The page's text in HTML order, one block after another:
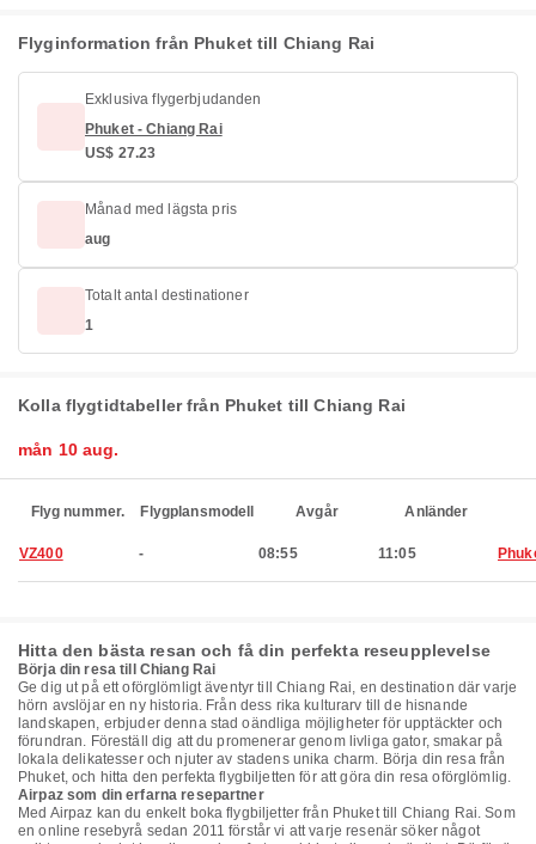
Flyginformation från Phuket till Chiang Rai
Exklusiva flygerbjudanden
Phuket - Chiang Rai
US$ 27.23
Månad med lägsta pris
aug
Totalt antal destinationer
1
Kolla flygtidtabeller från Phuket till Chiang Rai
mån 10 aug.
Flyg nummer. Flygplansmodell Avgår Anländer
VZ400 - 08:55 11:05
Hitta den bästa resan och få din perfekta reseupplevelse
Börja din resa till Chiang Rai
Ge dig ut på ett oförglömligt äventyr till Chiang Rai, en destination där varje
hörn avslöjar en ny historia. Från dess rika kulturarv till de hisnande
landskapen, erbjuder denna stad oändliga möjligheter för upptäckter och
förundran. Föreställ dig att du promenerar genom livliga gator, smakar på
lokala delikatesser och njuter av stadens unika charm. Börja din resa från
Phuket, och hitta den perfekta flygbiljetten för att göra din resa oförglömlig.
Airpaz som din erfarna resepartner
Med Airpaz kan du enkelt boka flygbiljetter från Phuket till Chiang Rai. Som
en online resebyrå sedan 2011 förstår vi att varje resenär söker något